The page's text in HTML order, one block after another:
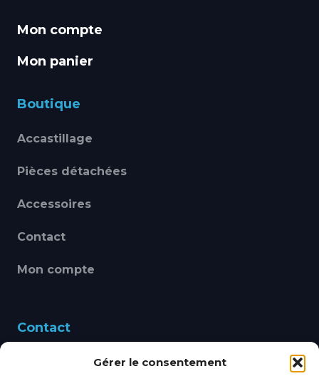
Gérer le consentement
Mon compte
Mon panier
Boutique
Accastillage
Pièces détachées
Accessoires
Contact
Mon compte
Contact
460 Avenue Alain Le